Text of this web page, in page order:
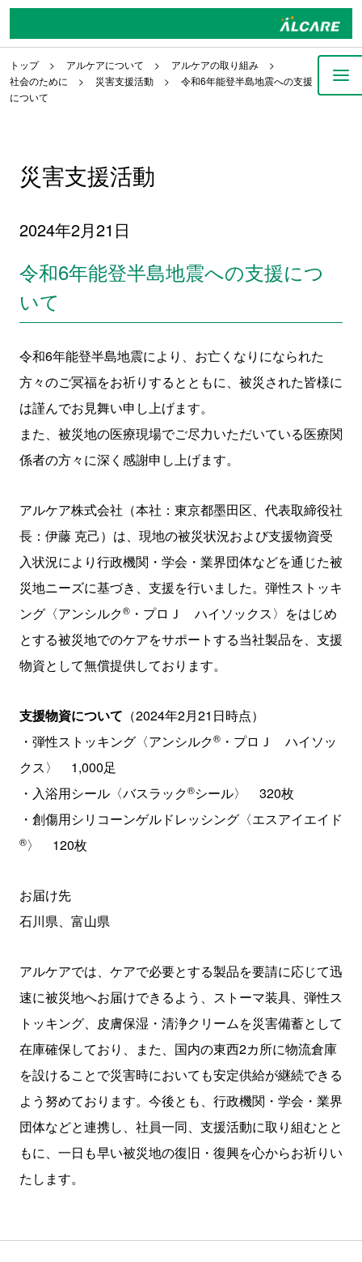
トップ アルケアについて
アルケアの取り組み
社会のために
災害支援活動
令和6年能登半島地震への支援
について
災害支援活動
2024年2月21日
令和6年能登半島地震への支援につ
いて
令和6年能登半島地震により、お亡くなりになられた
方々のご冥福をお祈りするとともに、被災された皆様に
は謹んでお見舞い申し上げます。
また、被災地の医療現場でご尽力いただいている医療関
係者の方々に深く感謝申し上げます。
アルケア株式会社（本社：東京都墨田区、代表取締役社
長：伊藤 克己）は、現地の被災状況および支援物資受
入状況により行政機関・学会・業界団体などを通じた被
災地ニーズに基づき、支援を行いました。弾性ストッキ
ング〈アンシルク®・プロＪ ハイソックス〉をはじめ
とする被災地でのケアをサポートする当社製品を、支援
物資として無償提供しております。
支援物資について （2024年2月21日時点）
・弾性ストッキング〈アンシルク®・プロＪ ハイソッ
クス〉 1,000足
・入浴用シール〈バスラック®シール〉 320枚
・創傷用シリコーンゲルドレッシング〈エスアイエイド
®〉 120枚
お届け先
石川県、富山県
アルケアでは、ケアで必要とする製品を要請に応じて迅
速に被災地へお届けできるよう、ストーマ装具、弾性ス
トッキング、皮膚保湿・清浄クリームを災害備蓄として
在庫確保しており、また、国内の東西2カ所に物流倉庫
を設けることで災害時においても安定供給が継続できる
よう努めております。今後とも、行政機関・学会・業界
団体などと連携し、社員一同、支援活動に取り組むとと
もに、一日も早い被災地の復旧・復興を心からお祈りい
たします。